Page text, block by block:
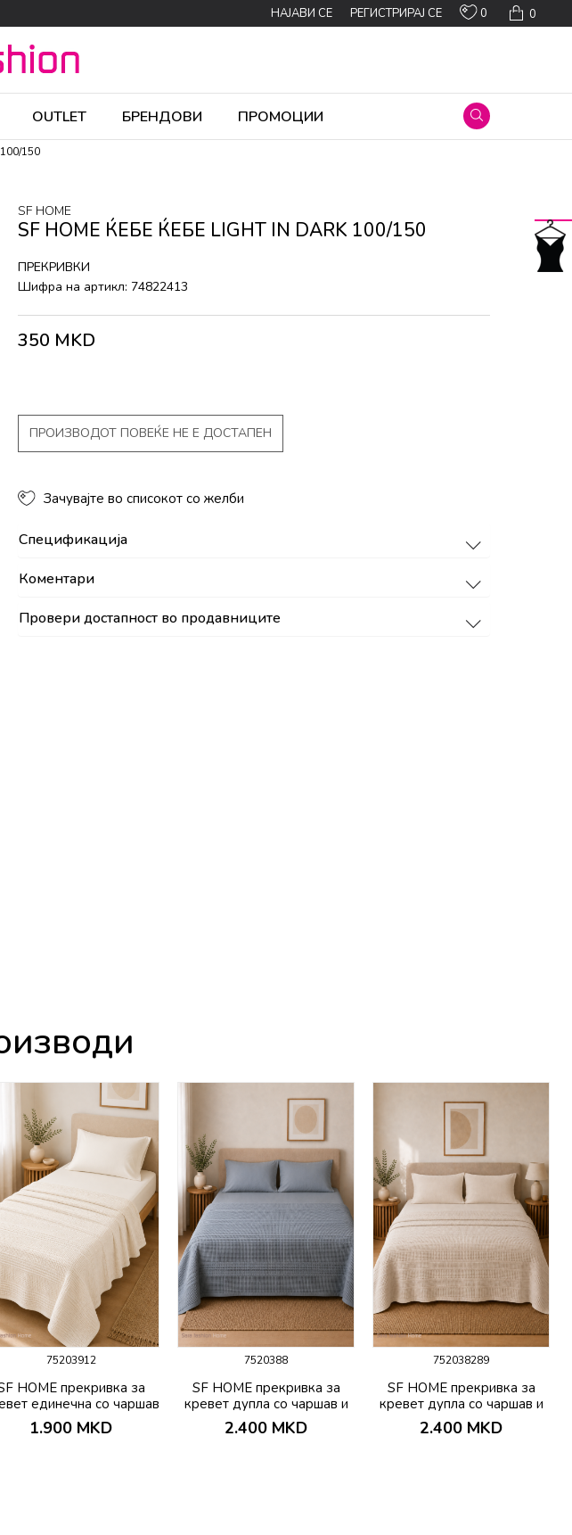
0
0
НАЈАВИ СЕ РЕГИСТРИРАЈ СЕ
OUTLET БРЕНДОВИ ПРОМОЦИИ
150
SF HOME
SF HOME ЌЕБЕ ЌЕБЕ LIGHT IN DARK 100/150
ПРЕКРИВКИ
Шифра на артикл: 74822413
350 MKD
ПРОИЗВОДОТ ПОВЕЌЕ НЕ Е ДОСТАПЕН
Зачувајте во списокот со желби
Спецификација
Коментари
Провери достапност во продавниците
75203912
HOME прекривка за
единечна со чаршав
и јастучница PIKE
1.900 MKD
7520388
SF HOME прекривка за
кревет дупла со чаршав и
јастучници PIKE
2.400 MKD
752038289
SF HOME прекривка за
кревет дупла со чаршав и
јастучници PIKE
2.400 MKD